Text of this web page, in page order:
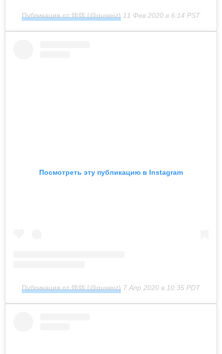
Публикация от 炜炜 (@guweiz) 11 Фев 2020 в 6:14 PST
Посмотреть эту публикацию в Instagram
Публикация от 炜炜 (@guweiz) 7 Апр 2020 в 10:35 PDT